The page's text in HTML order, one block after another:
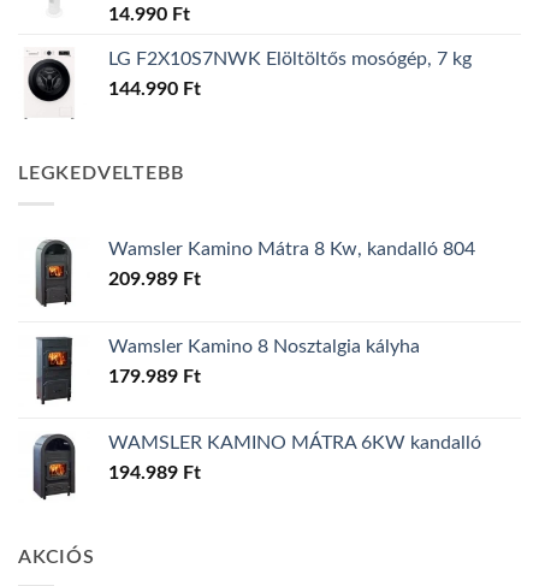
14.990 Ft
LG F2X10S7NWK Elöltöltős mosógép, 7 kg
144.990 Ft
LEGKEDVELTEBB
Wamsler Kamino Mátra 8 Kw, kandalló 804
209.989 Ft
Wamsler Kamino 8 Nosztalgia kályha
179.989 Ft
WAMSLER KAMINO MÁTRA 6KW kandalló
194.989 Ft
AKCIÓS